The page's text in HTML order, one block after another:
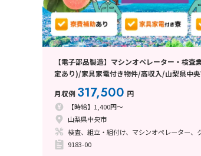
【電子部品製造】マシンオペレーター・検査
定あり)/家具家電付き物件/高収入/山梨県中
月収例 317,500 円
【時給】1,400円～
山梨県中央市
検査、組立・組付け、マシンオペレーター、
9183-00